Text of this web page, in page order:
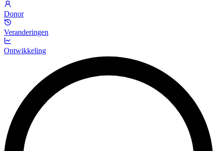
Donor
Veranderingen
Ontwikkeling